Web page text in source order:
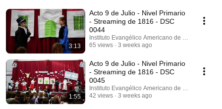
3:13
Acto 9 de Julio - Nivel Primario
- Streaming de 1816 - DSC
0044
Instituto Evangélico Americano de Villa del
65 views
3 weeks ago
1:55
Acto 9 de Julio - Nivel Primario
- Streaming de 1816 - DSC
0045
Instituto Evangélico Americano de Villa del
42 views
3 weeks ago